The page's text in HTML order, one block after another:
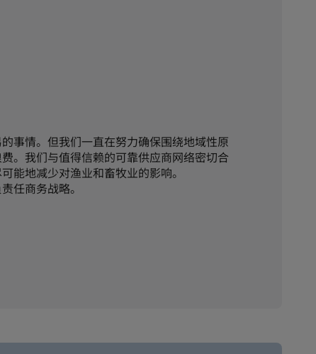
事情。但我们一直在努力确保围绕地域性原
。我们与值得信赖的可靠供应商网络密切合
地减少对渔业和畜牧业的影响。
任商务战略。